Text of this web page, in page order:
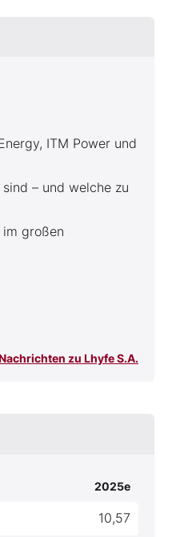
ITM Power und
– und welche zu
im großen
zu Lhyfe S.A.
2025e
10,57